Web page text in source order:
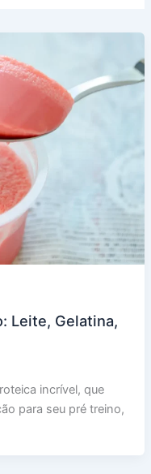
Leite, Gelatina,
incrível, que
para seu pré treino,